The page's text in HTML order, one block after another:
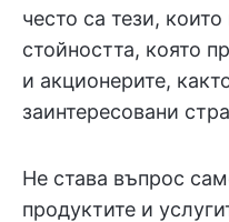
често са тези,
стойността, която
и акционерите,
заинтересовани
Не става въпрос
продуктите и